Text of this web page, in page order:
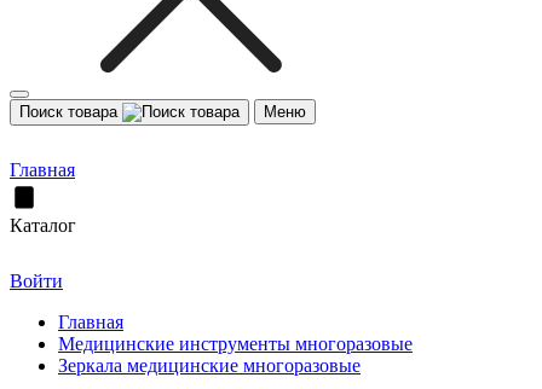
Поиск товара Меню
Главная
Каталог
Войти
Главная
Медицинские инструменты многоразовые
Зеркала медицинские многоразовые